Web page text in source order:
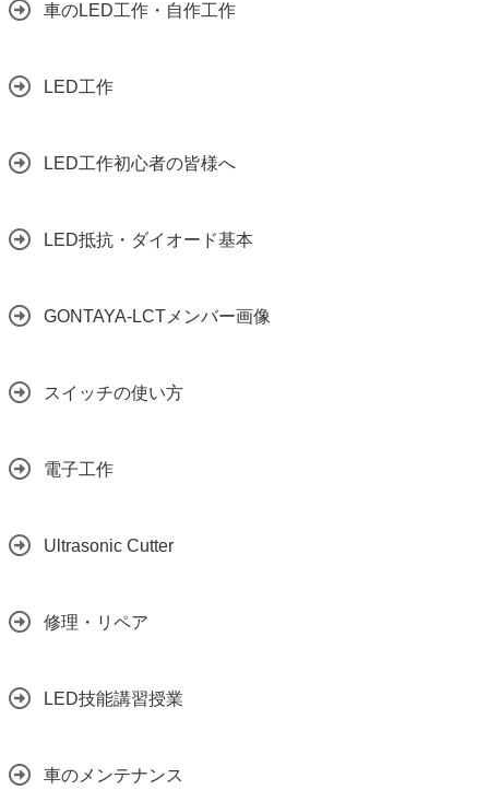
車のLED工作・自作工作
LED工作
LED工作初心者の皆様へ
LED抵抗・ダイオード基本
GONTAYA-LCTメンバー画像
スイッチの使い方
電子工作
Ultrasonic Cutter
修理・リペア
LED技能講習授業
車のメンテナンス